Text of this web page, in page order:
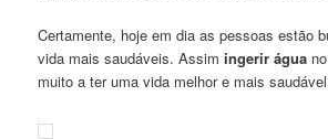
Certamente, hoje em dia as pessoas estão
vida mais saudáveis. Assimingerir água
muito a ter uma vida melhor e mais